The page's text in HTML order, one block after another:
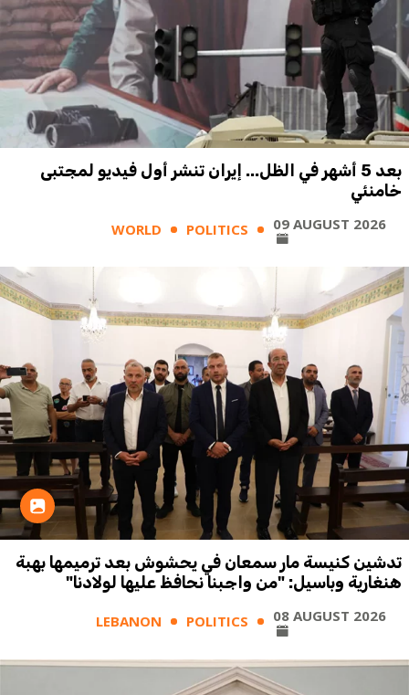
بعد 5 أشهر في الظل... إيران تنشر أول فيديو لمجتبى
خامنئي
WORLD POLITICS 09 AUGUST 2026
تدشين كنيسة مار سمعان في يحشوش بعد ترميمها بهبة
هنغارية وباسيل: "من واجبنا نحافظ عليها لولادنا"
LEBANON POLITICS 08 AUGUST 2026